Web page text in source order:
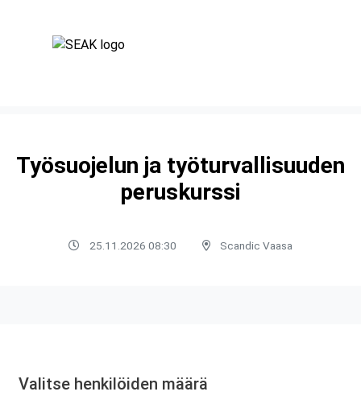
Työsuojelun ja työturvallisuuden
peruskurssi
25.11.2026 08:30 Scandic Vaasa
Valitse henkilöiden määrä